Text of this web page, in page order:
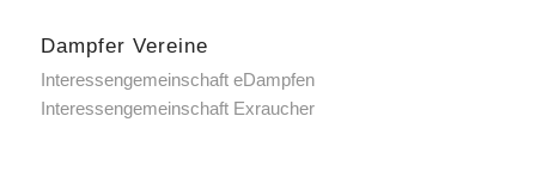
Dampfer Vereine
Interessengemeinschaft eDampfen
Interessengemeinschaft Exraucher